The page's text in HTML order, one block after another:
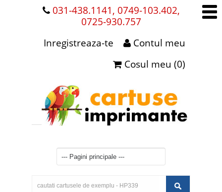
031-438.1141, 0749-103.402,
0725-930.757
Contul meu
Inregistreaza-te
Cosul meu (0)